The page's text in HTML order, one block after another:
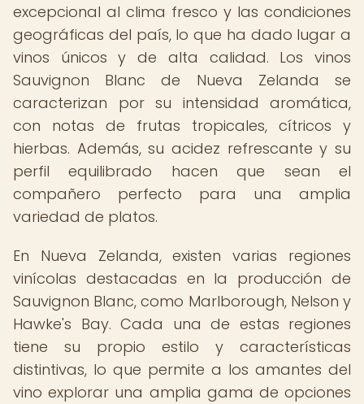
excepcional al clima fresco y las condiciones
geográficas del país, lo que ha dado lugar a
vinos únicos y de alta calidad. Los vinos
Sauvignon Blanc de Nueva Zelanda se
caracterizan por su intensidad aromática,
con notas de frutas tropicales, cítricos y
hierbas. Además, su acidez refrescante y su
perfil equilibrado hacen que sean el
compañero perfecto para una amplia
variedad de platos.
En Nueva Zelanda, existen varias regiones
vinícolas destacadas en la producción de
Sauvignon Blanc, como Marlborough, Nelson y
Hawke's Bay. Cada una de estas regiones
tiene su propio estilo y características
distintivas, lo que permite a los amantes del
vino explorar una amplia gama de opciones